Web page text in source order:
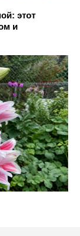
этот
и